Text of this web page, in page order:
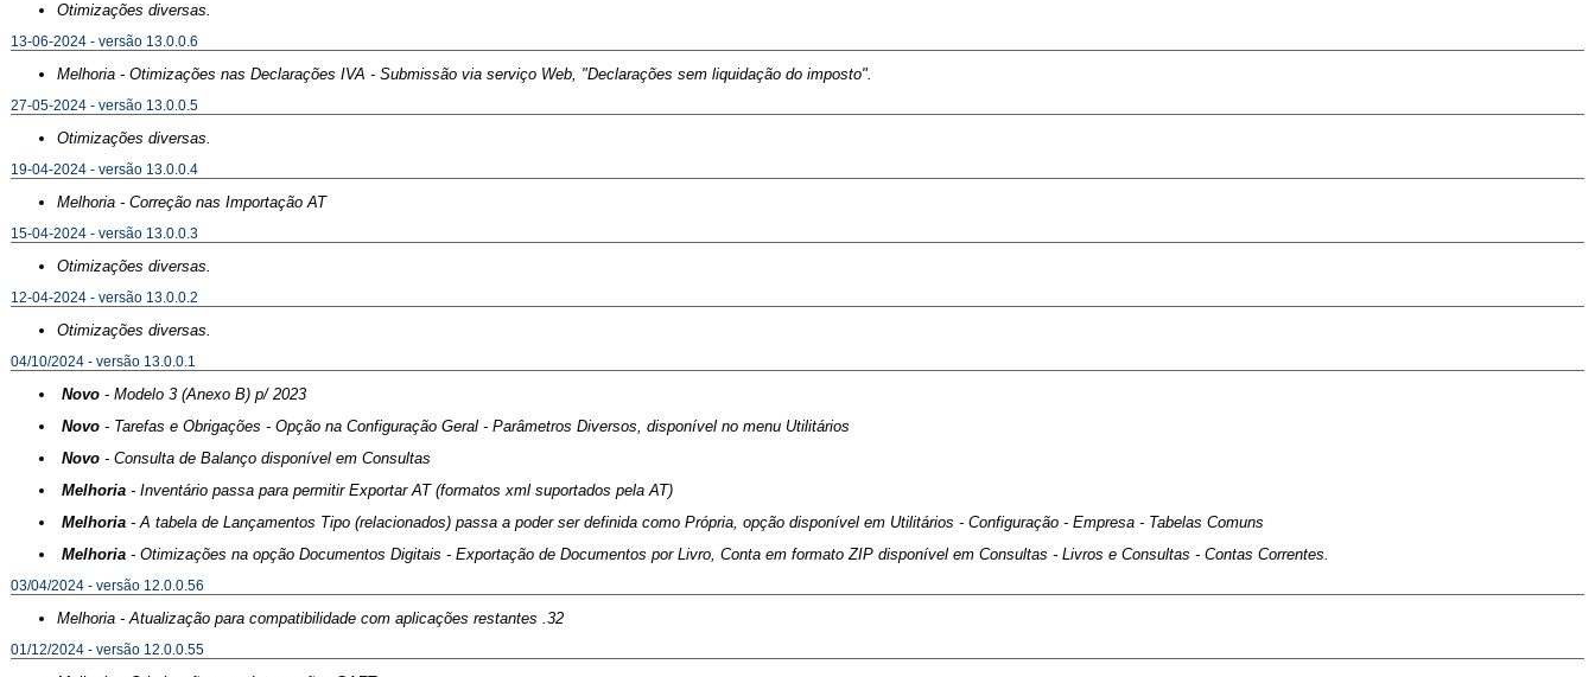
Otimizações diversas.
13-06-2024 - versão 13.0.0.6
Melhoria - Otimizações nas Declarações IVA - Submissão via serviço Web, "Declarações sem liquidação do imposto".
27-05-2024 - versão 13.0.0.5
Otimizações diversas.
19-04-2024 - versão 13.0.0.4
Melhoria - Correção nas Importação AT
15-04-2024 - versão 13.0.0.3
Otimizações diversas.
12-04-2024 - versão 13.0.0.2
Otimizações diversas.
04/10/2024 - versão 13.0.0.1
Novo - Modelo 3 (Anexo B) p/ 2023
Novo - Tarefas e Obrigações - Opção na Configuração Geral - Parâmetros Diversos, disponível no menu Utilitários
Novo - Consulta de Balanço disponível em Consultas
Melhoria - Inventário passa para permitir Exportar AT (formatos xml suportados pela AT)
Melhoria - A tabela de Lançamentos Tipo (relacionados) passa a poder ser definida como Própria, opção disponível em Utilitários - Configuração - Empresa - Tabelas Comuns
Melhoria - Otimizações na opção Documentos Digitais - Exportação de Documentos por Livro, Conta em formato ZIP disponível em Consultas - Livros e Consultas - Contas Correntes.
03/04/2024 - versão 12.0.0.56
Melhoria - Atualização para compatibilidade com aplicações restantes .32
01/12/2024 - versão 12.0.0.55